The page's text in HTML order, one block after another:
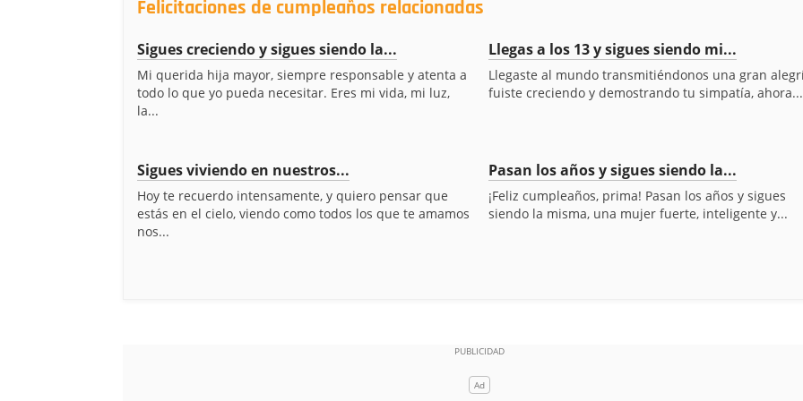
Felicitaciones de cumpleaños relacionadas
Sigues creciendo y sigues siendo la...
Mi querida hija mayor, siempre responsable y atenta a
todo lo que yo pueda necesitar. Eres mi vida, mi luz,
la...
Llegas a los 13 y sigues siendo mi...
Llegaste al mundo transmitiéndonos una gran
fuiste creciendo y demostrando tu simpatía, ahora...
Sigues viviendo en nuestros...
Hoy te recuerdo intensamente, y quiero pensar que
estás en el cielo, viendo como todos los que te amamos
nos...
Pasan los años y sigues siendo la...
¡Feliz cumpleaños, prima! Pasan los años y sigues
siendo la misma, una mujer fuerte, inteligente y...